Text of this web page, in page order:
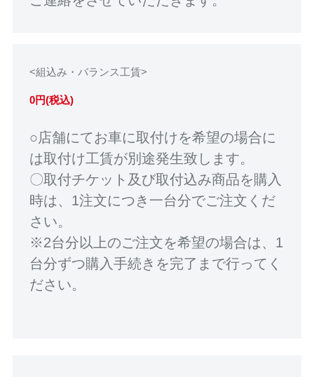
<組込み・バランス工賃>
0円(税込)
○店舗にてお車に取付けを希望の場合に
は取付け工賃が別途発生致します。
〇取付チケット及び取付込み商品を購入
時は、1注文につき一台分でご注文くだ
さい。
※2台分以上のご注文を希望の場合は、1
台分ずつ購入手続きを完了まで行ってく
ださい。